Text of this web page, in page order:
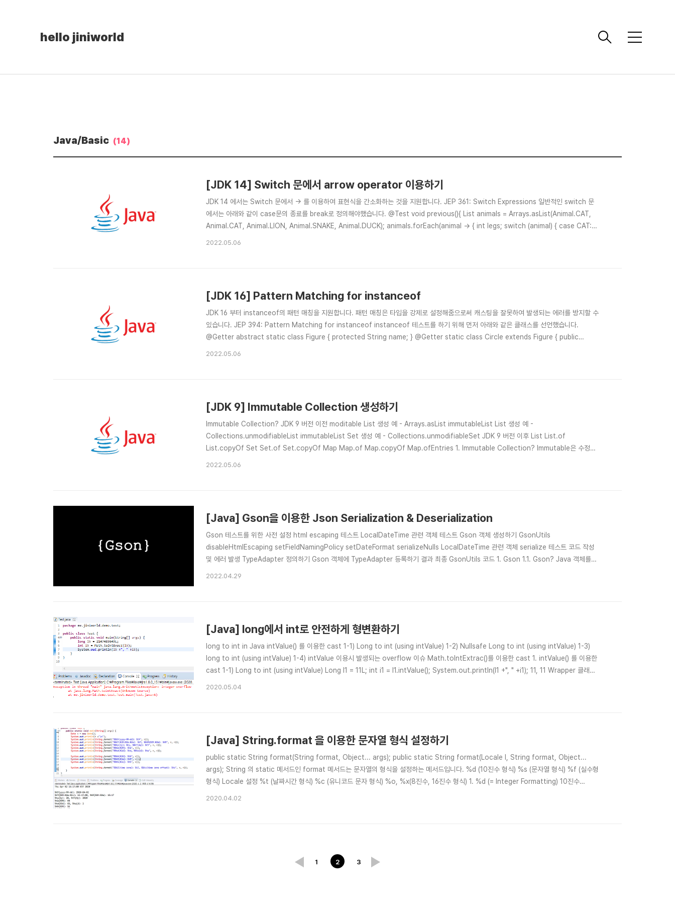
hello jiniworld
메
Java/Basic (14)
[JDK 14] Switch 문에서 arrow operator 이용하기
JDK 14 에서는 Switch 문에서 -> 를 이용하여 표현식을 간소화하는 것을 지원합니다. JEP 361: Switch Expressions 일반적인 switch 문
에서는 아래와 같이 case문의 종료를 break로 정의해야했습니다. @Test void previous(){ List animals = Arrays.asList(Animal.CAT,
Animal.CAT, Animal.LION, Animal.SNAKE, Animal.DUCK); animals.forEach(animal -> { int legs; switch (animal) { case CAT:
2022.05.06
[JDK 16] Pattern Matching for instanceof
JDK 16 부터 instanceof의 패턴 매칭을 지원합니다. 패턴 매칭은 타입을 강제로 설정해줌으로써 캐스팅을 잘못하여 발생되는 에러를 방지할 수
있습니다. JEP 394: Pattern Matching for instanceof instanceof 테스트를 하기 위해 먼저 아래와 같은 클래스를 선언했습니다.
@Getter abstract static class Figure { protected String name; } @Getter static class Circle extends Figure { public
2022.05.06
[JDK 9] Immutable Collection 생성하기
Immutable Collection? JDK 9 버전 이전 moditable List 생성 예 - Arrays.asList immutableList List 생성 예 -
Collections.unmodifiableList immutableList Set 생성 예 - Collections.unmodifiableSet JDK 9 버전 이후 List List.of
List.copyOf Set Set.of Set.copyOf Map Map.of Map.copyOf Map.ofEntries 1. Immutable Collection? Immutable은 수정할
2022.05.06
[Java] Gson을 이용한 Json Serialization & Deserialization
Gson 테스트를 위한 사전 설정 html escaping 테스트 LocalDateTime 관련 객체 테스트 Gson 객체 생성하기 GsonUtils
disableHtmlEscaping setFieldNamingPolicy setDateFormat serializeNulls LocalDateTime 관련 객체 serialize 테스트 코드 작성
및 에러 발생 TypeAdapter 정의하기 Gson 객체에 TypeAdapter 등록하기 결과 최종 GsonUtils 코드 1. Gson 1.1. Gson? Java 객체를
2022.04.29
[Java] long에서 int로 안전하게 형변환하기
long to int in Java intValue() 를 이용한 cast 1-1) Long to int (using intValue) 1-2) Nullsafe Long to int (using intValue) 1-3)
long to int (using intValue) 1-4) intValue 이용시 발생되는 overflow 이슈 Math.toIntExtrac()를 이용한 cast 1. intValue() 를 이용한
cast 1-1) Long to int (using intValue) Long l1 = 11L; int i1 = l1.intValue(); System.out.println(l1 +", " +i1); 11, 11 Wrapper 클래스
2020.05.04
[Java] String.format 을 이용한 문자열 형식 설정하기
public static String format(String format, Object... args); public static String format(Locale l, String format, Object...
args); String 의 static 메서드인 format 메서드는 문자열의 형식을 설정하는 메서드입니다. %d (10진수 형식) %s (문자열 형식) %f (실수형
형식) Locale 설정 %t (날짜시간 형식) %c (유니코드 문자 형식) %o, %x(8진수, 16진수 형식) 1. %d (= Integer Formatting) 10진수
2020.04.02
1 2 3